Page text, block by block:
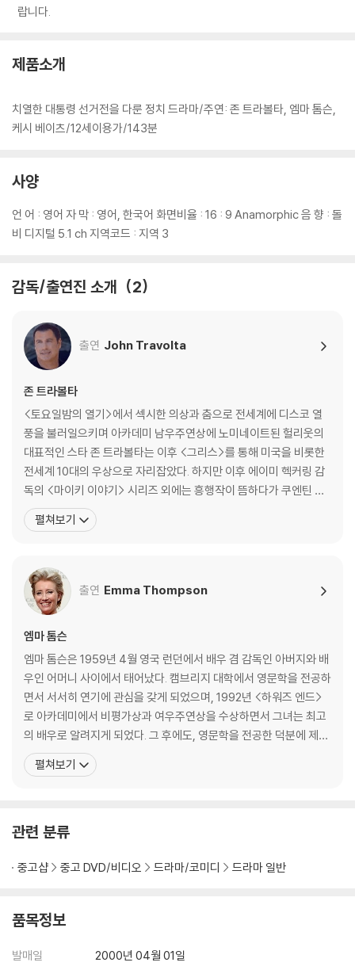
랍니다.
제품소개
치열한 대통령 선거전을 다룬 정치 드라마/주연: 존 트라볼타, 엠마 톰슨,
케시 베이츠/12세이용가/143분
사양
언 어 : 영어 자 막 : 영어, 한국어 화면비율 : 16 : 9 Anamorphic 음 향 : 돌
비 디지털 5.1 ch 지역코드 : 지역 3
감독/출연진 소개 2
출연 John Travolta
존 트라볼타
<토요일밤의 열기>에서 섹시한 의상과 춤으로 전세계에 디스코 열
풍을 불러일으키며 아카데미 남우주연상에 노미네이트된 헐리웃의
대표적인 스타 존 트라볼타는 이후 <그리스>를 통해 미국을 비롯한
전세계 10대의 우상으로 자리잡았다. 하지만 이후 에이미 헥커링 감
독의 <마이키 이야기> 시리즈 외에는 흥행작이 뜸하다가 쿠엔틴 타
란티노 감독의 <펄프 픽션>에서 놀라운 변신을 시도한다. <펄프 픽
션>에서 말총머리에 커다란 몸집의 존 트라볼타는 젊은 시절의 날렵
카데미 남우주연상, BAFTA 남우주연상, 골든글로브 남우주연
펼쳐보기
출연 Emma Thompson
엠마 톰슨
엠마 톰슨은 1959년 4월 영국 런던에서 배우 겸 감독인 아버지와 배
우인 어머니 사이에서 태어났다. 캠브리지 대학에서 영문학을 전공하
면서 서서히 연기에 관심을 갖게 되었으며, 1992년 <하워즈 엔드>
로 아카데미에서 비평가상과 여우주연상을 수상하면서 그녀는 최고
의 배우로 알려지게 되었다. 그 후에도, 영문학을 전공한 덕분에 제인
오스틴의 소설을 직접 각색하여 <센스 앤 센서빌리티>를 찍게 되고
이 영화로 아카데미 최우수 각색상을 거머쥐어 할리우드에 제인 오스
펼쳐보기
관련 분류
중고샵 중고 DVD/비디오 드라마/코미디 드라마 일반
품목정보
발매일
2000년 04월 01일